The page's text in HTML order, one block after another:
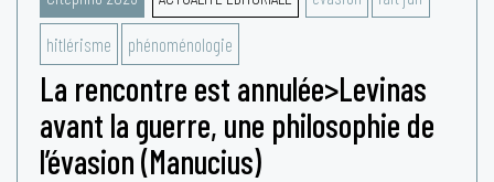
hitlérisme phénoménologie
La rencontre est annulée>Levinas
avant la guerre, une philosophie de
l’évasion (Manucius)